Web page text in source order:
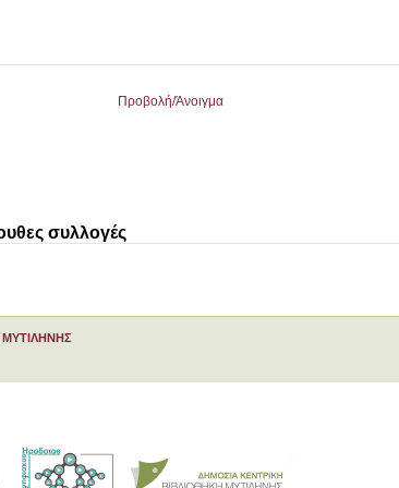
Προβολή/Άνοιγμα
συλλογές